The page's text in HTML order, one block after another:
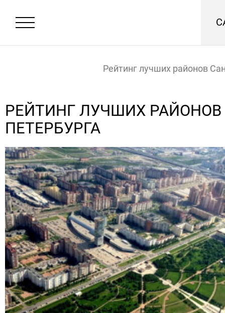
Рейтинг лучших районов
РЕЙТИНГ ЛУЧШИХ РАЙОНОВ
ПЕТЕРБУРГА